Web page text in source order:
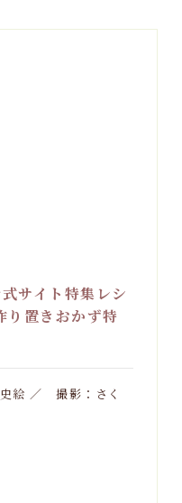
サイト特集レシ
り置きおかず特
絵 ／ 撮影：さく